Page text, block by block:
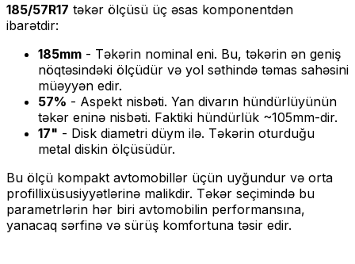
185/57R17 təkər ölçüsü üç əsas komponentdən
ibarətdir:
185mm - Təkərin nominal eni. Bu, təkərin ən geniş
nöqtəsindəki ölçüdür və yol səthində təmas sahəsini
müəyyən edir.
57% - Aspekt nisbəti. Yan divarın hündürlüyünün
təkər eninə nisbəti. Faktiki hündürlük ~105mm-dir.
17" - Disk diametri düym ilə. Təkərin oturduğu
metal diskin ölçüsüdür.
Bu ölçü kompakt avtomobillər üçün uyğundur və orta
profillixüsusiyyətlərinə malikdir. Təkər seçimində bu
parametrlərin hər biri avtomobilin performansına,
yanacaq sərfinə və sürüş komfortuna təsir edir.